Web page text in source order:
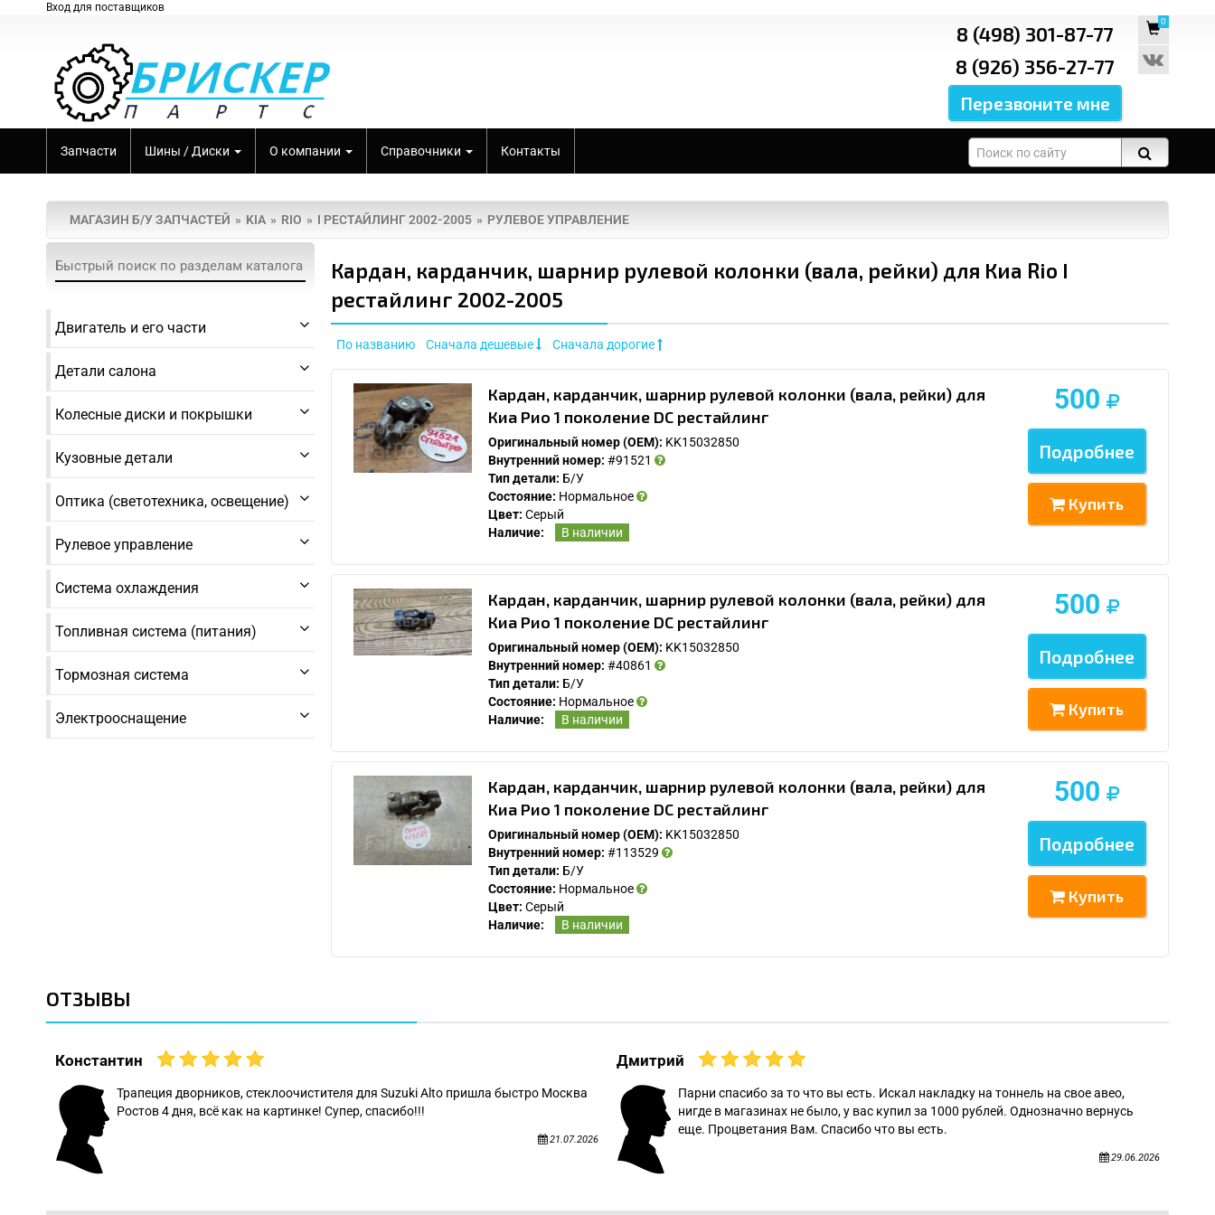
Вход для поставщиков
8 (498) 301-87-77
8 (926) 356-27-77
0
Запчасти Шины / Диски О компании Справочники Контакты
МАГАЗИН Б/У ЗАПЧАСТЕЙ KIA RIO I РЕСТАЙЛИНГ 2002-2005 РУЛЕВОЕ УПРАВЛЕНИЕ
Двигатель и его части
Детали салона
Колесные диски и покрышки
Кузовные детали
Оптика (светотехника, освещение)
Рулевое управление
Система охлаждения
Топливная система (питания)
Тормозная система
Электрооснащение
Кардан, карданчик, шарнир рулевой колонки (вала, рейки) для Киа Rio I
рестайлинг 2002-2005
По названию Сначала дешевые Сначала дорогие
Кардан, карданчик, шарнир рулевой колонки (вала, рейки) для
Киа Рио 1 поколение DC рестайлинг
Оригинальный номер (OEM): KK15032850
Внутренний номер: #91521
Тип детали: Б/У
Состояние: Нормальное
Цвет: Серый
Наличие:
В наличии
500
Подробнее
Купить
Кардан, карданчик, шарнир рулевой колонки (вала, рейки) для
Киа Рио 1 поколение DC рестайлинг
Оригинальный номер (OEM): KK15032850
Внутренний номер: #40861
Тип детали: Б/У
Состояние: Нормальное
Наличие:
В наличии
500
Подробнее
Купить
Кардан, карданчик, шарнир рулевой колонки (вала, рейки) для
Киа Рио 1 поколение DC рестайлинг
Оригинальный номер (OEM): KK15032850
Внутренний номер: #113529
Тип детали: Б/У
Состояние: Нормальное
Цвет: Серый
Наличие:
В наличии
500
Подробнее
Купить
ОТЗЫВЫ
Константин
Трапеция дворников, стеклоочистителя для Suzuki Alto пришла быстро Москва
Ростов 4 дня, всё как на картинке! Супер, спасибо!!!
21.07.2026
Дмитрий
Парни спасибо за то что вы есть. Искал накладку на тоннель на свое авео,
нигде в магазинах не было, у вас купил за 1000 рублей. Однозначно вернусь
еще. Процветания Вам. Спасибо что вы есть.
29.06.2026